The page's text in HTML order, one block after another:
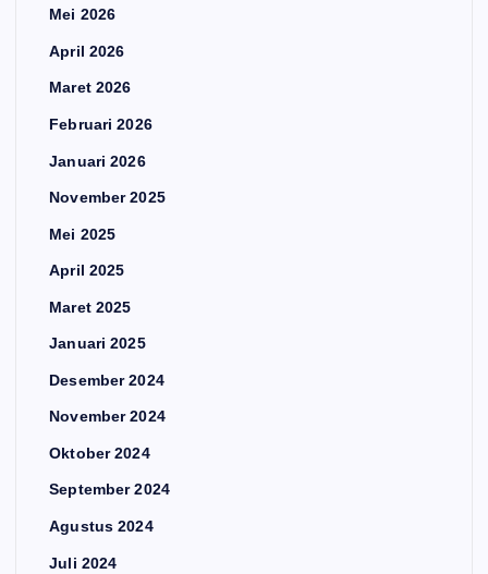
Mei 2026
April 2026
Maret 2026
Februari 2026
Januari 2026
November 2025
Mei 2025
April 2025
Maret 2025
Januari 2025
Desember 2024
November 2024
Oktober 2024
September 2024
Agustus 2024
Juli 2024